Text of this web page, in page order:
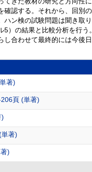
認する。それから、回別
ン検の試験問題は聞き取
）の結果と比較分析を行う。
合わせて最終的には今後
著)
頁 (単著)
)
著)
)